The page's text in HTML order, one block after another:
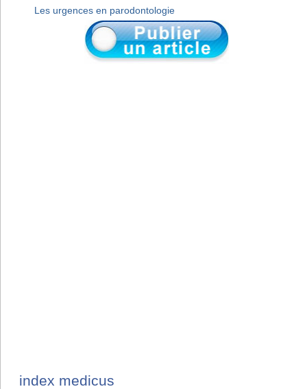
Les urgences en parodontologie
index medicus